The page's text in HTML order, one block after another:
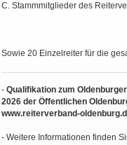
C. Stammmitglieder des
Sowie 20 Einzelreiter für die
- Qualifikation zum
2026 der Öffentlichen
www.reiterverband-
- Weitere Informationen finden